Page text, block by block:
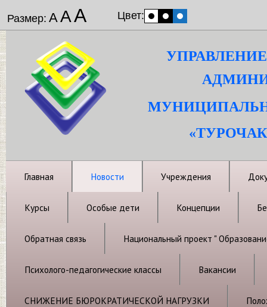
Размер: ААА Цвет:
Главная Новости Учреждения
Курсы Особые дети Концепции
Обратная связь Национальный проект "
Психолого-педагогические классы Вакансии
СНИЖЕНИЕ БЮРОКРАТИЧЕСКОЙ НАГРУЗКИ